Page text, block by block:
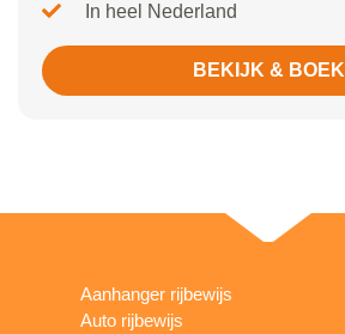
In heel Nederland
BEKIJK & BOEK
Aanhanger rijbewijs
Auto rijbewijs